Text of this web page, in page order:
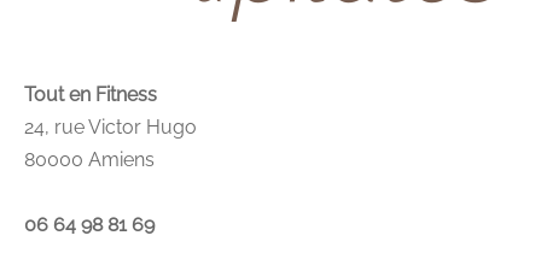
Tout en Fitness
24, rue Victor Hugo
80000 Amiens
06 64 98 81 69